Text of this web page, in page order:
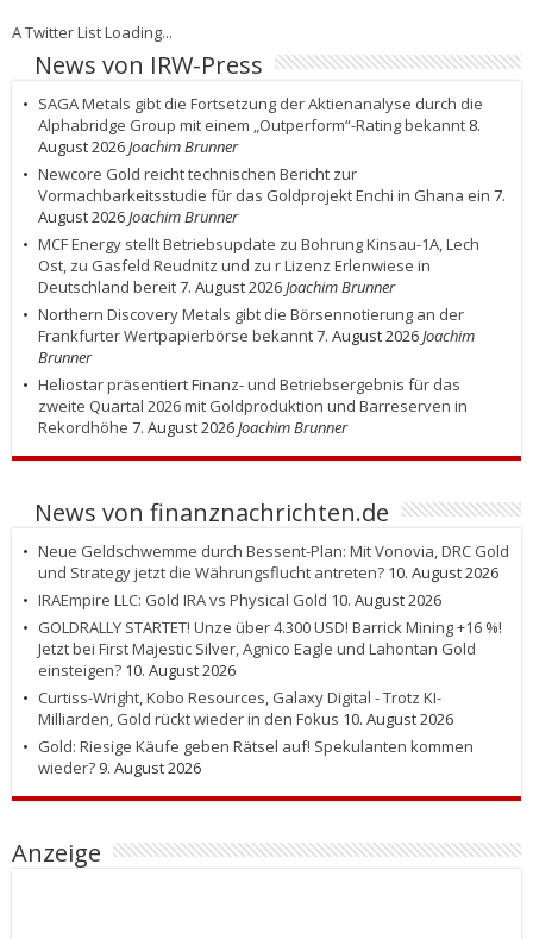
A Twitter List Loading...
News von IRW-Press
SAGA Metals gibt die Fortsetzung der Aktienanalyse durch die
Alphabridge Group mit einem „Outperform“-Rating bekannt 8.
August 2026Joachim Brunner
Newcore Gold reicht technischen Bericht zur
Vormachbarkeitsstudie für das Goldprojekt Enchi in Ghana ein 7.
August 2026Joachim Brunner
MCF Energy stellt Betriebsupdate zu Bohrung Kinsau-1A, Lech
Ost, zu Gasfeld Reudnitz und zu r Lizenz Erlenwiese in
Deutschland bereit7. August 2026Joachim Brunner
Northern Discovery Metals gibt die Börsennotierung an der
Frankfurter Wertpapierbörse bekannt7. August 2026Joachim
Brunner
Heliostar präsentiert Finanz- und Betriebsergebnis für das
zweite Quartal 2026 mit Goldproduktion und Barreserven in
Rekordhöhe 7. August 2026Joachim Brunner
News von finanznachrichten.de
Neue Geldschwemme durch Bessent-Plan: Mit Vonovia, DRC Gold
und Strategy jetzt die Währungsflucht antreten? 10. August 2026
IRAEmpire LLC: Gold IRA vs Physical Gold 10. August 2026
GOLDRALLY STARTET! Unze über 4.300 USD! Barrick Mining +16 %!
Jetzt bei First Majestic Silver, Agnico Eagle und Lahontan Gold
einsteigen? 10. August 2026
Curtiss-Wright, Kobo Resources, Galaxy Digital - Trotz KI-
Milliarden, Gold rückt wieder in den Fokus 10. August 2026
Gold: Riesige Käufe geben Rätsel auf! Spekulanten kommen
wieder? 9. August 2026
Anzeige